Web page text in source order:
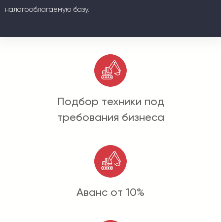
налогооблагаемую базу.
Подбор техники под
требования бизнеса
Аванс от 10%